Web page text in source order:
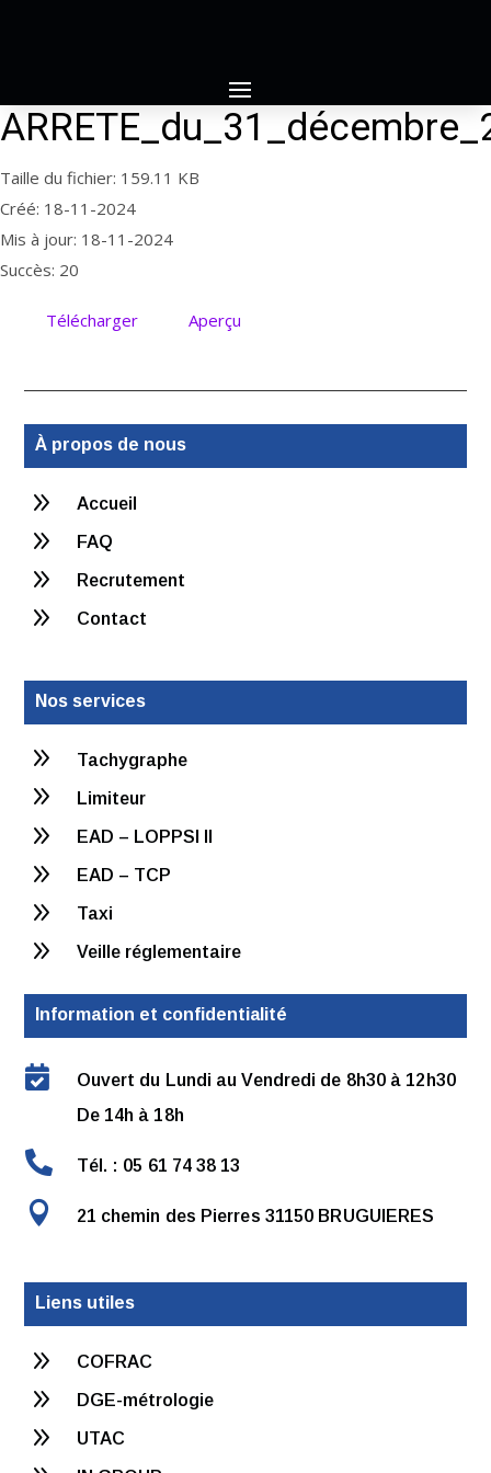
Taille du fichier: 159.11 KB
Créé: 18-11-2024
Mis à jour: 18-11-2024
Succès: 20
Télécharger Aperçu
À propos de nous
9 Accueil
9 FAQ
9 Recrutement
9 Contact
Nos services
9 Tachygraphe
9 Limiteur
9 EAD – LOPPSI II
9 EAD – TCP
9 Taxi
9 Veille réglementaire
Information et confidentialité

Ouvert du Lundi au Vendredi de 8h30 à 12h30
De 14h à 18h
 Tél. : 05 61 74 38 13
 21 chemin des Pierres 31150 BRUGUIERES
Liens utiles
9 COFRAC
9 DGE-métrologie
9 UTAC